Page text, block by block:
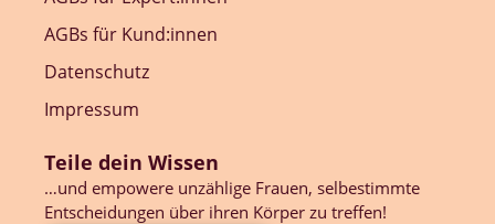
AGBs für Kund:innen
Datenschutz
Impressum
Teile dein Wissen
…und empowere unzählige Frauen, selbestimmte
Entscheidungen über ihren Körper zu treffen!